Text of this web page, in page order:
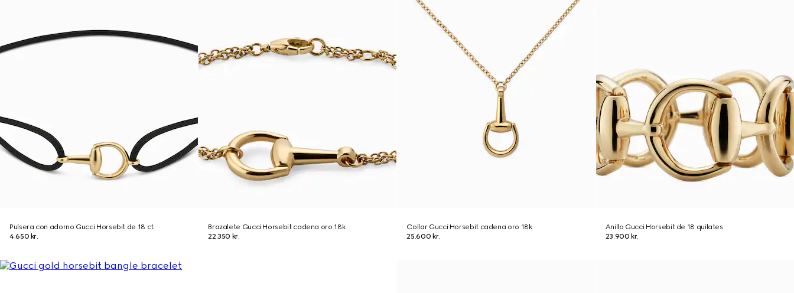
Pulsera con adorno Gucci Horsebit de 18 ct
4.650 kr.
Brazalete Gucci Horsebit cadena oro 18k
22.350 kr.
Collar Gucci Horsebit cadena oro 18k
25.600 kr.
Anillo Gucci Horsebit de 18 quilates
23.900 kr.